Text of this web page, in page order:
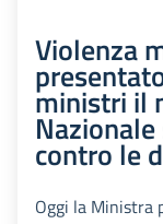
Violenza
ministri il
contro le
Oggi la Ministra